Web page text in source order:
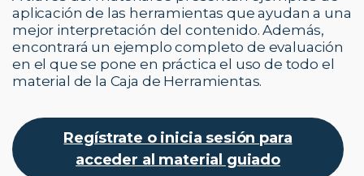
aplicación de las herramientas que ayudan a una
mejor interpretación del contenido. Además,
encontrará un ejemplo completo de evaluación
en el que se pone en práctica el uso de todo el
material de la Caja de Herramientas.
Regístrate o inicia sesión para
acceder al material guiado